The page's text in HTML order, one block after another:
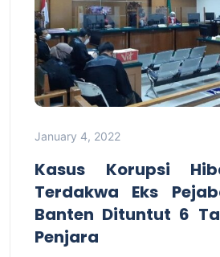
January 4, 2022
Kasus Korupsi
Terdakwa Eks
Banten Dituntut 6
Penjara